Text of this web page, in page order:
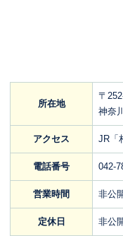
所在地
〒
神奈
アクセス JR「
電話番号 042-
営業時間 非公
定休日 非公